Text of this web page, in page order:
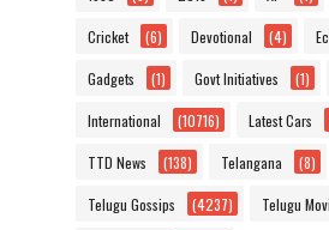
Cricket (6) Devotional (4)
Gadgets (1) Govt Initiatives (1)
International (10716) Latest Cars
TTD News (138) Telangana (8)
Telugu Gossips (4237) Telugu